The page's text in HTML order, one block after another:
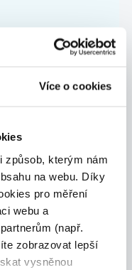
Více o cookies
způsob, kterým nám
na webu. Díky
pro měření
webu a
(např.
zobrazovat lepší
vysněnou
27.07.2026
sta...